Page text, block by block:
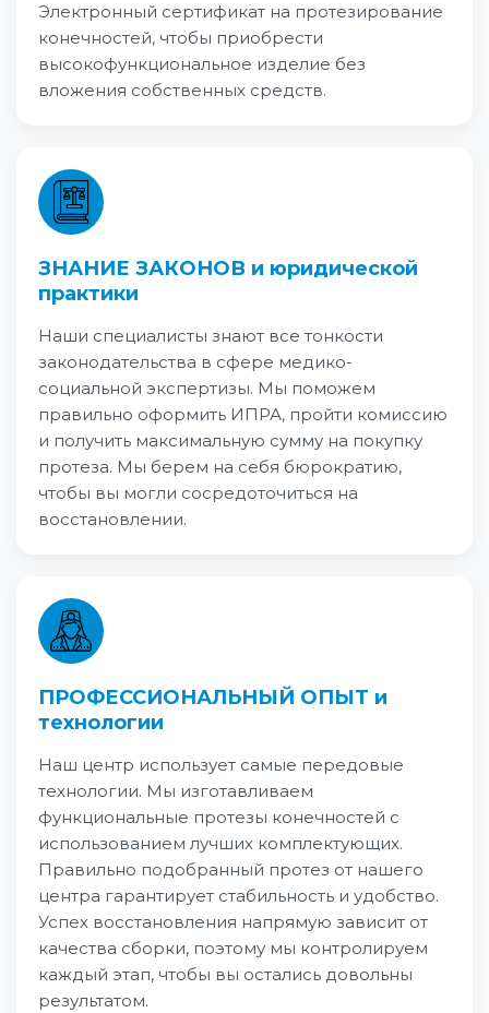
Электронный сертификат на протезирование
конечностей, чтобы приобрести
высокофункциональное изделие без
вложения собственных средств.
ЗНАНИЕ ЗАКОНОВ и юридической
практики
Наши специалисты знают все тонкости
законодательства в сфере медико-
социальной экспертизы. Мы поможем
правильно оформить ИПРА, пройти комиссию
и получить максимальную сумму на покупку
протеза. Мы берем на себя бюрократию,
чтобы вы могли сосредоточиться на
восстановлении.
ПРОФЕССИОНАЛЬНЫЙ ОПЫТ и
технологии
Наш центр использует самые передовые
технологии. Мы изготавливаем
функциональные протезы конечностей с
использованием лучших комплектующих.
Правильно подобранный протез от нашего
центра гарантирует стабильность и удобство.
Успех восстановления напрямую зависит от
качества сборки, поэтому мы контролируем
каждый этап, чтобы вы остались довольны
результатом.